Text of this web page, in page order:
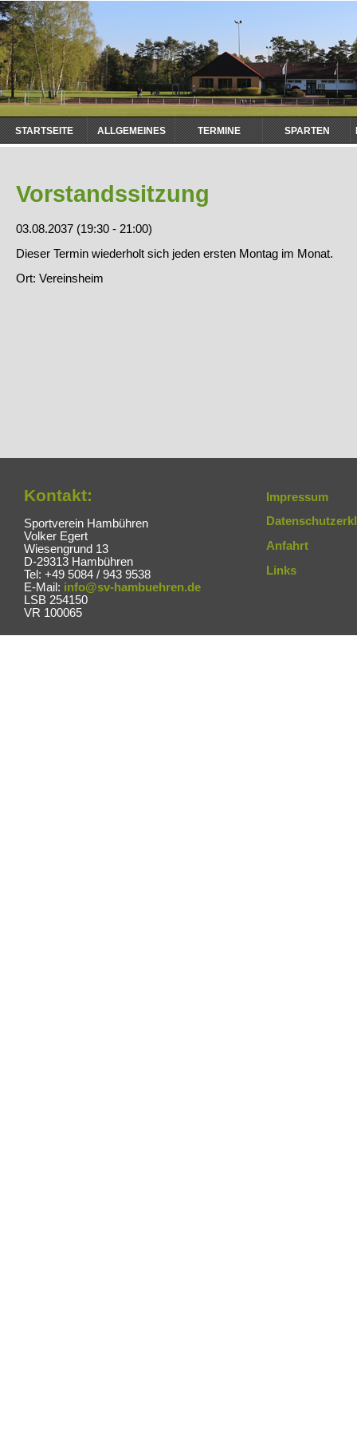
Navigation
überspringen
STARTSEITE ALLGEMEINES TERMINE SPARTEN
Vorstandssitzung
03.08.2037 (19:30 - 21:00)
Dieser Termin wiederholt sich jeden ersten Montag im Monat.
Ort: Vereinsheim
Kontakt:
Sportverein Hambühren
Volker Egert
Wiesengrund 13
D-29313 Hambühren
Tel: +49 5084 / 943 9538
E-Mail: info@sv-hambuehren.de
LSB 254150
VR 100065
Impressum
Anfahrt
Links